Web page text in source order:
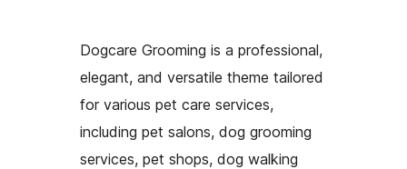
Dogcare Grooming is a professional,
elegant, and versatile theme tailored
for various pet care services,
including pet salons, dog grooming
services, pet shops, dog walking